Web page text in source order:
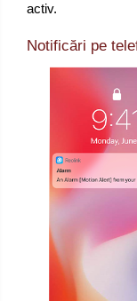
activ.
Notificări pe